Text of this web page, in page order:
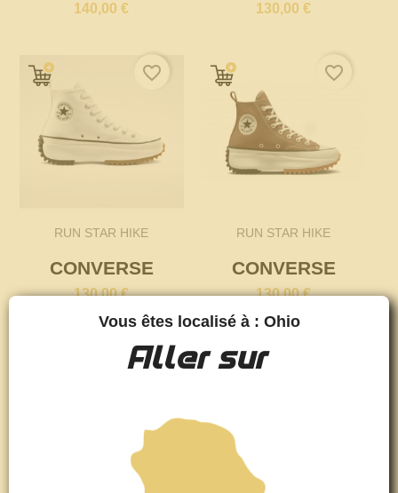
140,00 € 130,00 €
RUN STAR HIKE
CONVERSE
130,00 €
favorite_border
RUN STAR HIKE
CONVERSE
130,00 €
favorite_border
favorite_border
Vous êtes localisé à : Ohio
Aller sur